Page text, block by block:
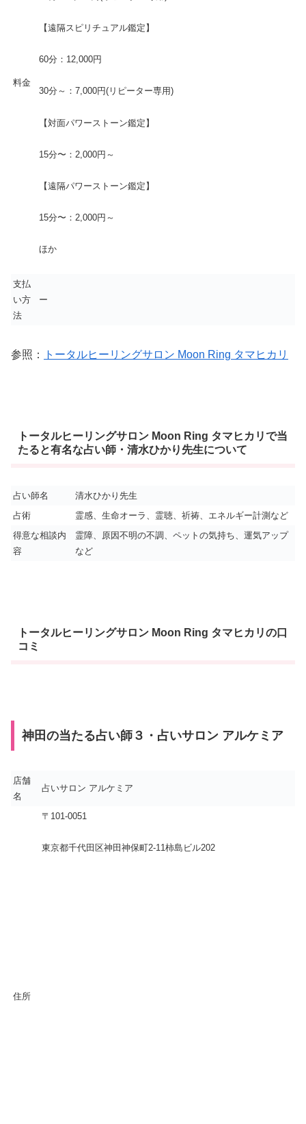
料金
【遠隔スピリチュアル鑑定】
60分：12,000円
30分～：7,000円(リピーター専用)
【対面パワーストーン鑑定】
15分〜：2,000円～
【遠隔パワーストーン鑑定】
15分〜：2,000円～
ほか
支払
い方
法
ー
参照： トータルヒーリングサロン Moon Ring タマヒカリ
トータルヒーリングサロン Moon Ring タマヒカリで当
たると有名な占い師・清水ひかり先生について
占い師名
清水ひかり先生
占術
霊感、生命オーラ、霊聴、祈祷、エネルギー計測など
得意な相談内
容
霊障、原因不明の不調、ペットの気持ち、運気アップ
など
トータルヒーリングサロン Moon Ring タマヒカリの口
コミ
神田の当たる占い師３・占いサロン アルケミア
店舗
名
占いサロン アルケミア
住所
〒101-0051
東京都千代田区神田神保町2-11柿島ビル202